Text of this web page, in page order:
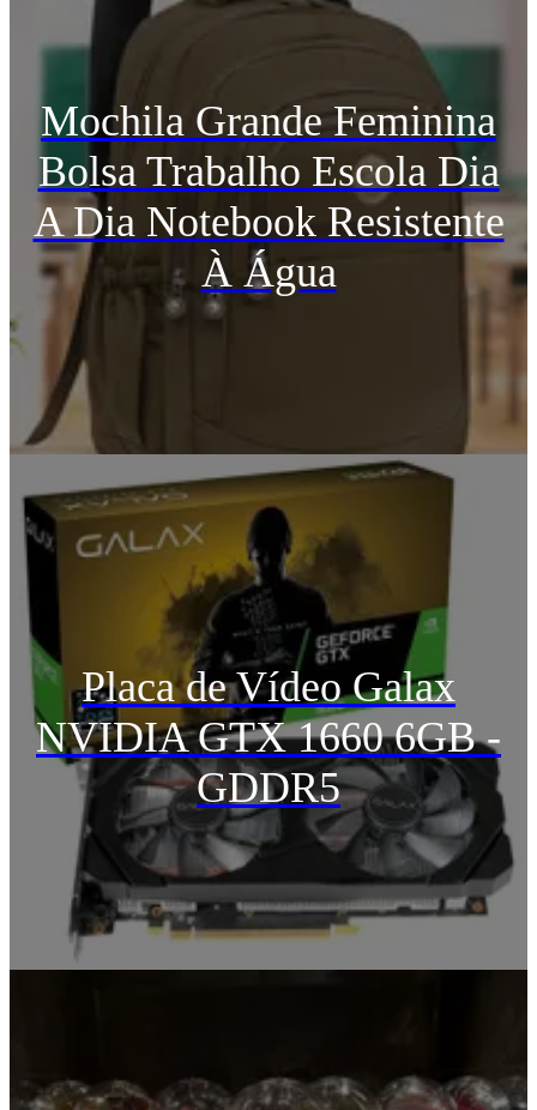
Mochila Grande Feminina
Bolsa Trabalho Escola Dia
A Dia Notebook Resistente
À Água
Placa de Vídeo Galax
NVIDIA GTX 1660 6GB -
GDDR5